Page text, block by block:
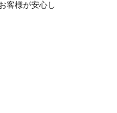
客様が安心し